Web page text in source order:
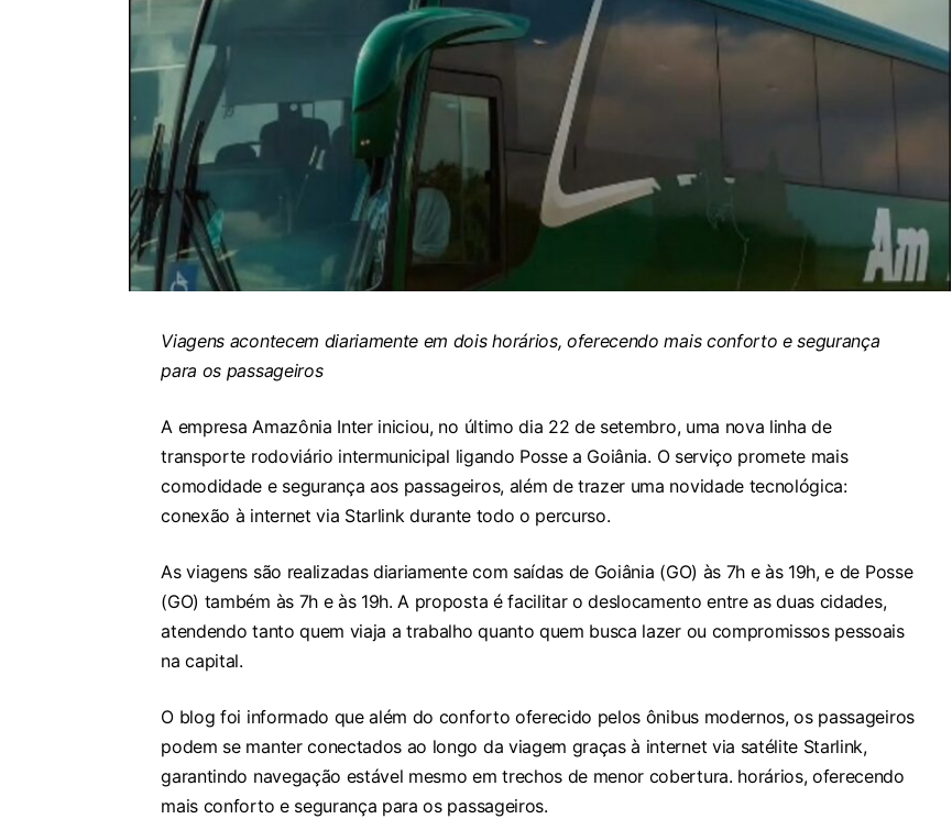
Viagens acontecem diariamente em dois horários, oferecendo mais conforto e segurança
para os passageiros
A empresa Amazônia Inter iniciou, no último dia 22 de setembro, uma nova linha de
transporte rodoviário intermunicipal ligando Posse a Goiânia. O serviço promete mais
comodidade e segurança aos passageiros, além de trazer uma novidade tecnológica:
conexão à internet via Starlink durante todo o percurso.
As viagens são realizadas diariamente com saídas de Goiânia (GO) às 7h e às 19h, e de Posse
(GO) também às 7h e às 19h. A proposta é facilitar o deslocamento entre as duas cidades,
atendendo tanto quem viaja a trabalho quanto quem busca lazer ou compromissos pessoais
na capital.
O blog foi informado que além do conforto oferecido pelos ônibus modernos, os passageiros
podem se manter conectados ao longo da viagem graças à internet via satélite Starlink,
garantindo navegação estável mesmo em trechos de menor cobertura. horários, oferecendo
mais conforto e segurança para os passageiros.